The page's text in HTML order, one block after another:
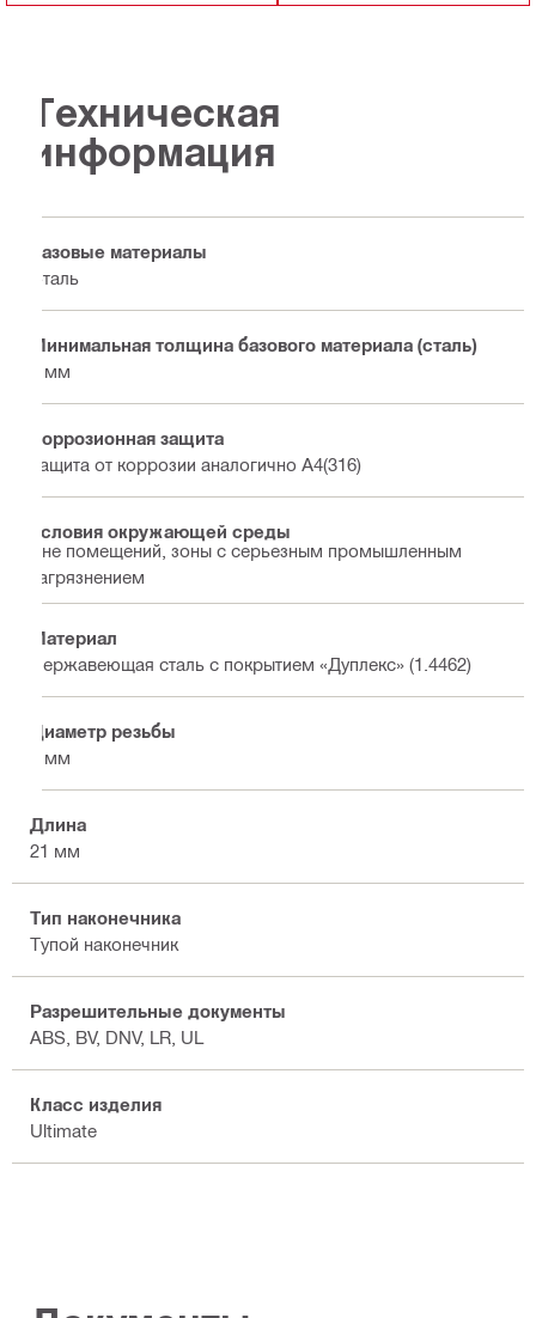
Техническая
информация
Базовые материалы
Сталь
Минимальная толщина базового материала (сталь)
8 мм
Коррозионная защита
Защита от коррозии аналогично А4(316)
Условия окружающей среды
Вне помещений, зоны с серьезным промышленным
загрязнением
Материал
Нержавеющая сталь с покрытием «Дуплекс» (1.4462)
Диаметр резьбы
8 мм
Длина
21 мм
Тип наконечника
Тупой наконечник
Разрешительные документы
ABS, BV, DNV, LR, UL
Класс изделия
Ultimate